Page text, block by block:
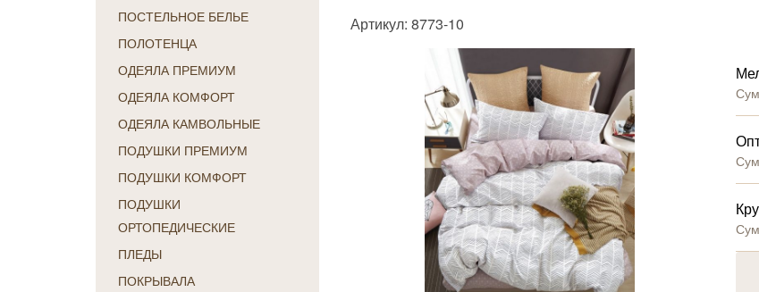
ПОСТЕЛЬНОЕ БЕЛЬЕ
ПОЛОТЕНЦА
ОДЕЯЛА ПРЕМИУМ
ОДЕЯЛА КОМФОРТ
ОДЕЯЛА КАМВОЛЬНЫЕ
ПОДУШКИ ПРЕМИУМ
ПОДУШКИ КОМФОРТ
ПОДУШКИ
ОРТОПЕДИЧЕСКИЕ
ПЛЕДЫ
ПОКРЫВАЛА
Артикул: 8773-10